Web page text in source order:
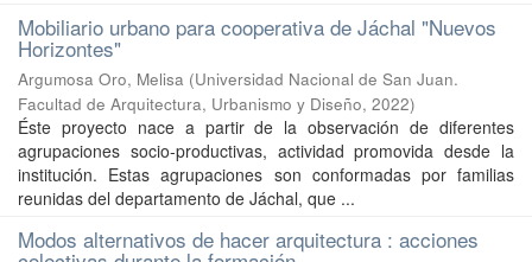
Mobiliario urbano para cooperativa de Jáchal "Nuevos
Horizontes"
Argumosa Oro, Melisa (Universidad Nacional de San Juan.
Facultad de Arquitectura, Urbanismo y Diseño, 2022)
Éste proyecto nace a partir de la observación de diferentes
agrupaciones socio-productivas, actividad promovida desde la
institución. Estas agrupaciones son conformadas por familias
reunidas del departamento de Jáchal, que ...
Modos alternativos de hacer arquitectura : acciones